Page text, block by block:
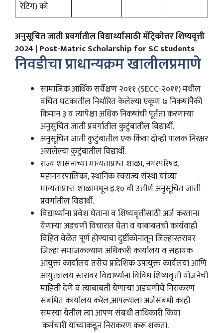
रेटिंग) को
अनुसूचित जाती प्रवर्गातील विद्यार्थ्यांसाठी मॅट्रिकोत्तर शिष्यवृत्ती
2024 | Post-Matric Scholarship for SC students
निवडीचा प्राधान्यक्रम खालीलप्रमाणे
सामाजिक आर्थिक सर्वेक्षण २०११ (SECC-२०११) मधील
वंचित घटकातील निर्धारित केलेल्या एकूण ७ निकषांपैकी
किमान ३ व त्यापेक्षा अधिक निकषांची पूर्तता करणाऱ्या
अनुसुचित जाती प्रवर्गातील कुटुंबातील विद्यार्थी.
अनुसूचित जाती कुटुंबातील एक किंवा दोन्ही पालक निरक्षर
असलेल्या कुटुंबातील विद्यार्थी.
राज्य शासनाच्या मान्यताप्राप्त शाळा, नगरपरिषद,
महानगरपालिका, स्थानिक स्वराज्य संस्था यांच्या
मान्यताप्राप्त शाळामधून इ.१० वी उत्तीर्ण अनुसूचित जाती
प्रवर्गातील विद्यार्थी.
विद्यार्थ्यांना प्रवेश घेताना व शिष्यवृत्तीसाठी अर्ज करताना
येणाऱ्या अडचणी विचारात घेता व याबाबतची कार्यवाही
विहित वेळेत पूर्ण होण्याचा दुर्ष्टीकोनातून जिल्हास्तरावर
जिल्हा समाजकल्याण अधिकारी कार्यालय व सहायक
आयुक्त कार्यालय तसेच प्रादेशिक उपायुक्त कार्यलया आणि
आयुक्तालय स्तरावर विद्यार्थ्यांना विविध शिष्यवृत्ती योजनेची
माहिती देणे व त्याबाबती येणाऱ्या अडचणीचे निराकरण
संबधित कार्यालय करेल,आपल्याला अर्जसंबधी काही
समस्या येतील त्या आपण संबधी ताधिकारी किंवा
कर्मचारी यांच्याकडून निराकरण करू शकता.